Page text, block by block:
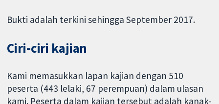
Bukti adalah terkini sehingga September 2017.
Ciri-ciri kajian
Kami memasukkan lapan kajian dengan 510
peserta (443 lelaki, 67 perempuan) dalam ulasan
kami. Peserta dalam kajian tersebut adalah kanak-